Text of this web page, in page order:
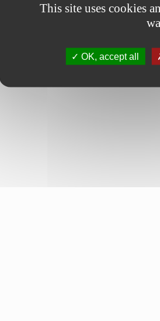
This site uses cookies
OK, accept all